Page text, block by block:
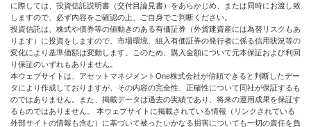
に際しては、投資信託説明書（交付目論見書）をあらかじめ、または同時にお渡し致
しますので、必ず内容をご確認の上、ご自身でご判断ください。
投資信託は、株式や債券等の値動きのある有価証券（外貨建資産には為替リスクもあ
ります）に投資をしますので、市場環境、組入有価証券の発行者に係る信用状況等の
変化により基準価額は変動します。このため、購入金額について元本保証および利回
り保証のいずれもありません。
本ウェブサイトは、アセットマネジメントOne株式会社が信頼できると判断したデー
タにより作成しておりますが、その内容の完全性、正確性について同社が保証するも
のではありません。また、掲載データは過去の実績であり、将来の運用成果を保証す
るものではありません。 本ウェブサイトに掲載されている情報（リンクされている
外部サイトの情報も含む）に基づいて被ったいかなる損害についても一切の責任を負